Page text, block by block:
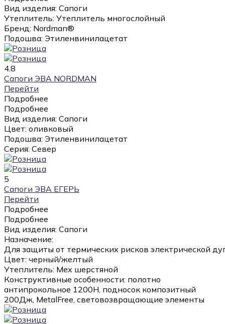
Вид изделия: Сапоги
Утеплитель: Утеплитель многослойный
Бренд: Nordman®
Подошва: Этиленвинилацетат
4.8
Сапоги ЭВА NORDMAN
Перейти
Подробнее
Подробнее
Вид изделия: Сапоги
Цвет: оливковый
Подошва: Этиленвинилацетат
Серия: Север
5
Сапоги ЭВА ЕГЕРЬ
Перейти
Подробнее
Подробнее
Вид изделия: Сапоги
Назначение:
Для защиты от термических рисков электрической
Цвет: черный/желтый
Утеплитель: Мех шерстяной
Конструктивные особенности: полотно
антипрокольное 1200Н, подносок композитный
200Дж, MetalFree, световозвращающие элементы